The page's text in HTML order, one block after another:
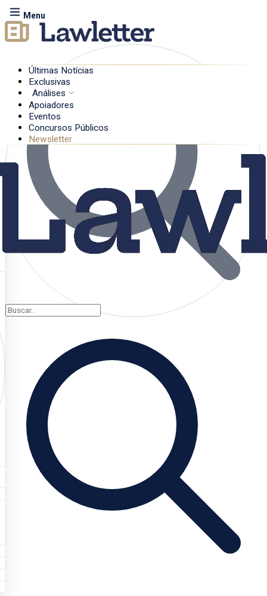
Menu
Últimas Notícias
Exclusivas
Análises
Apoiadores
Eventos
Concursos Públicos
Newsletter